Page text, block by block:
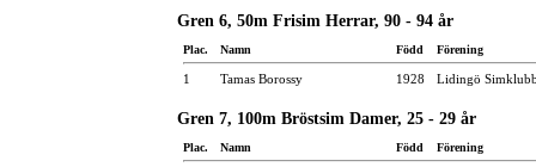
Gren 6, 50m Frisim Herrar, 90 - 94 år
Plac. Namn Född Förening
1 Tamas Borossy 1928 Lidingö
Gren 7, 100m Bröstsim Damer, 25 - 29 år
Plac. Namn Född Förening